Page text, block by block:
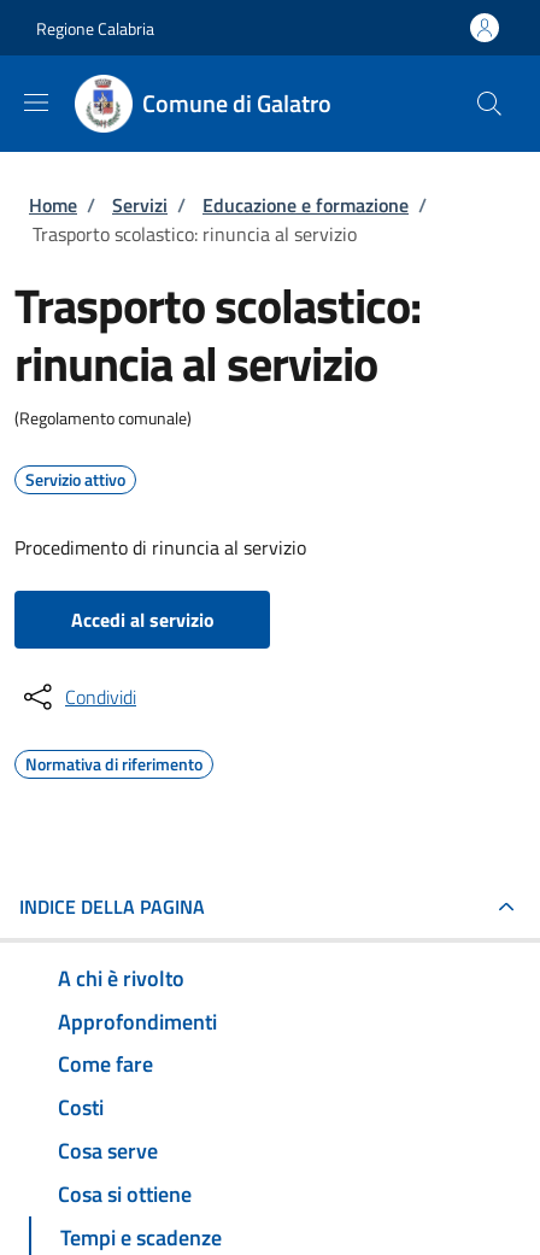
Regione Calabria
Comune di Galatro
Briciole di pane
Home / Servizi / Educazione e formazione /
Trasporto scolastico: rinuncia al servizio
Trasporto scolastico:
rinuncia al servizio
(Regolamento comunale)
Servizio attivo
Procedimento di rinuncia al servizio
Accedi al servizio
Condividi
Normativa di riferimento
INDICE DELLA PAGINA
A chi è rivolto
Approfondimenti
Come fare
Costi
Cosa serve
Cosa si ottiene
Tempi e scadenze